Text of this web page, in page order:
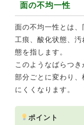
面の不均一性
面の不均一性とは
工痕、酸化状態、
態を指します。
このようなばらつ
部分ごとに変わり
にくくなります。
ポイント